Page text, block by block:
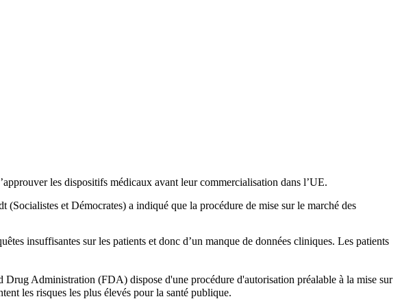
les dispositifs médicaux avant leur commercialisation dans l’UE.
et Démocrates) a indiqué que la procédure de mise sur le marché des
insuffisantes sur les patients et donc d’un manque de données cliniques. Les patients
Administration (FDA) dispose d'une procédure d'autorisation préalable à la mise sur
les risques les plus élevés pour la santé publique.